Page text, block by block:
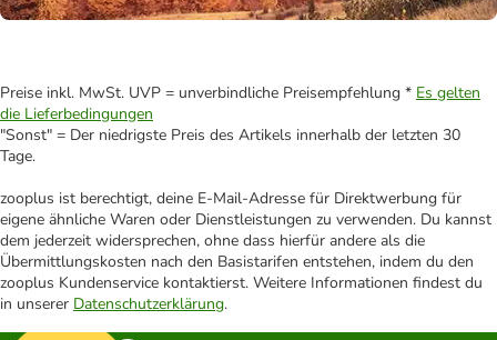
Preise inkl. MwSt. UVP = unverbindliche Preisempfehlung * Es gelten
die Lieferbedingungen
"Sonst" = Der niedrigste Preis des Artikels innerhalb der letzten 30
Tage.
zooplus ist berechtigt, deine E-Mail-Adresse für Direktwerbung für
eigene ähnliche Waren oder Dienstleistungen zu verwenden. Du kannst
dem jederzeit widersprechen, ohne dass hierfür andere als die
Übermittlungskosten nach den Basistarifen entstehen, indem du den
zooplus Kundenservice kontaktierst. Weitere Informationen findest du
in unserer Datenschutzerklärung.